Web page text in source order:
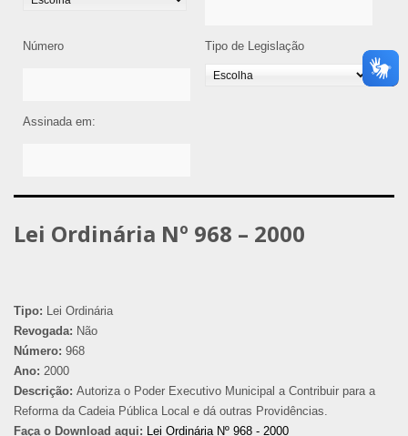
Número Tipo de Legislação
Assinada em:
Lei Ordinária Nº 968 – 2000
Tipo: Lei Ordinária
Revogada: Não
Número: 968
Ano: 2000
Descrição: Autoriza o Poder Executivo Municipal a Contribuir para a
Reforma da Cadeia Pública Local e dá outras Providências.
Faça o Download aqui: Lei Ordinária Nº 968 - 2000